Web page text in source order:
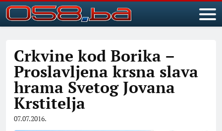
Crkvine kod Borika –
Proslavljena krsna slava
hrama Svetog Jovana
Krstitelja
07.07.2016.